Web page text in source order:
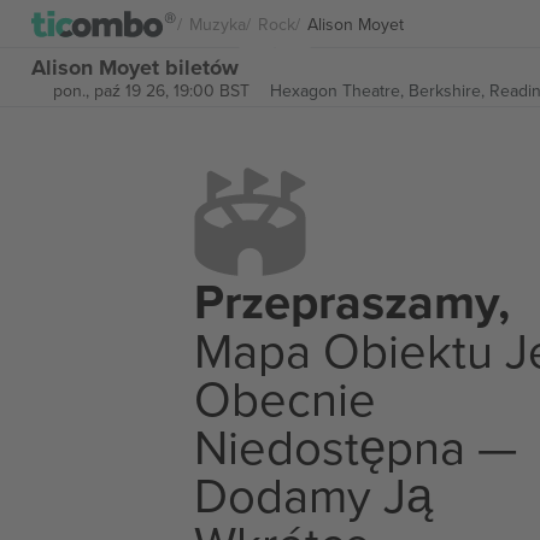
Muzyka Rock Alison Moyet
Alison Moyet biletów
pon., paź 19 26, 19:00 BST Hexagon Theatre, Berkshire,
Przepraszamy,
Mapa Obiektu
Obecnie
Niedostępna —
Dodamy Ją